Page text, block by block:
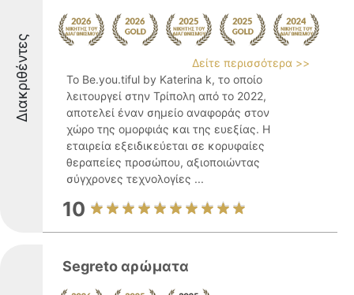
Διακριθέντες
Δείτε περισσότερα >>
Το Be.you.tiful by Katerina k, το οποίο
λειτουργεί στην Τρίπολη από το 2022,
αποτελεί έναν σημείο αναφοράς στον
χώρο της ομορφιάς και της ευεξίας. Η
εταιρεία εξειδικεύεται σε κορυφαίες
θεραπείες προσώπου, αξιοποιώντας
σύγχρονες τεχνολογίες ...
10
Segreto αρώματα